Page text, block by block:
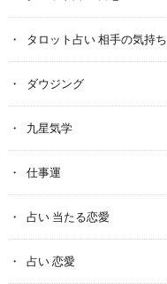
タロット占い 相手の気持ち
ダウジング
九星気学
仕事運
占い 当たる恋愛
占い 恋愛